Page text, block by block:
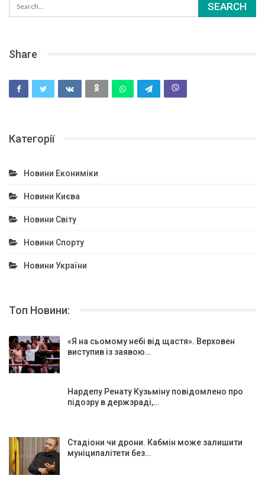
Share
Категорії
Новини Екониміки
Новини Києва
Новини Світу
Новини Спорту
Новини України
Топ Новини:
«Я на сьомому небі від щастя». Верховен
виступив із заявою…
Нардепу Ренату Кузьміну повідомлено про
підозру в держзраді,…
Стадіони чи дрони. Кабмін може залишити
муніципалітети без…